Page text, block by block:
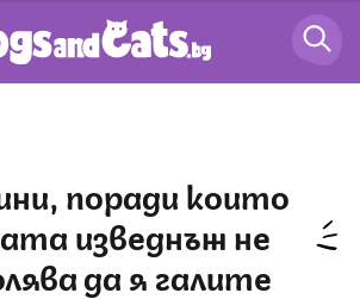
изведнъж не
да я галите